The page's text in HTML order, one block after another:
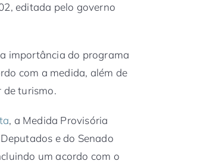
editada pelo governo
importância do programa
com a medida, além de
de turismo.
, a Medida Provisória
e do Senado
um acordo com o